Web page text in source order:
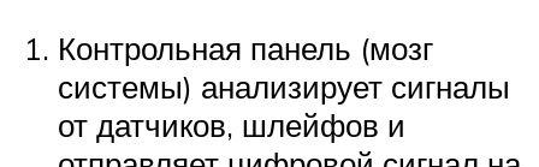
Контрольная панель (мозг
системы) анализирует сигналы
от датчиков, шлейфов и